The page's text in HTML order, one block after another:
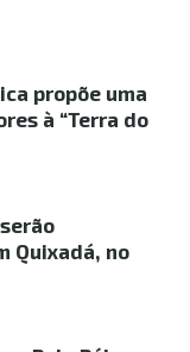
propõe uma
à “Terra do
Quixadá, no